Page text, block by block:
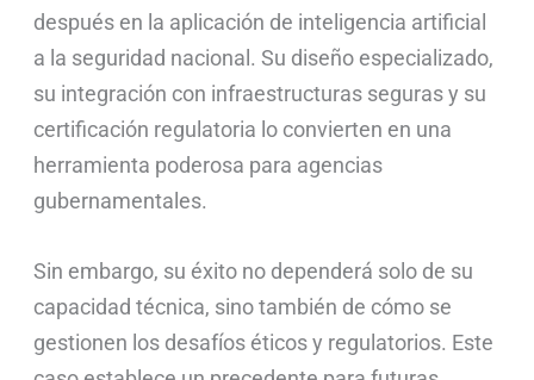
después en la aplicación de inteligencia artificial
a la seguridad nacional. Su diseño especializado,
su integración con infraestructuras seguras y su
certificación regulatoria lo convierten en una
herramienta poderosa para agencias
gubernamentales.
Sin embargo, su éxito no dependerá solo de su
capacidad técnica, sino también de cómo se
gestionen los desafíos éticos y regulatorios. Este